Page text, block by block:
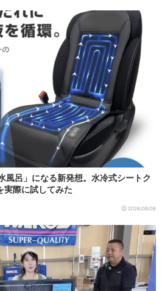
風呂」になる新発想。水冷式シートク
実際に試してみた
2026/08/06